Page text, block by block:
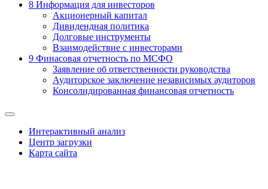
8 Информация для инвесторов
Акционерный капитал
Дивидендная политика
Долговые инструменты
Взаимодействие с инвеcторами
9 Финасовая отчетность по МСФО
Заявление об ответственности руководства
Аудиторское заключение независимых аудиторов
Консолидированная финансовая отчетность
Интерактивный анализ
Центр загрузки
Карта сайта